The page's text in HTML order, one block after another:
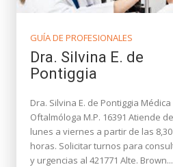
GUÍA DE PROFESIONALES
Dra. Silvina E. de
Pontiggia
Dra. Silvina E. de Pontiggia Médica
Oftalmóloga M.P. 16391 Atiende de
lunes a viernes a partir de las 8,30
horas. Solicitar turnos para consultas
y urgencias al 421771 Alte. Brown...